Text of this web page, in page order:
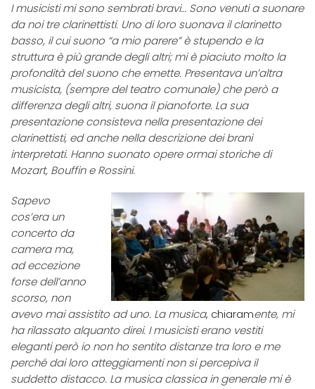
I musicisti mi sono sembrati bravi… Sono venuti a suonare
da noi tre clarinettisti. Uno di loro suonava il clarinetto
basso, il cui suono “a mio parere” è stupendo e la
struttura è più grande degli altri; mi è piaciuto molto la
profondità del suono che emette. Presentava un’altra
musicista, (sempre del teatro comunale) che però a
differenza degli altri, suona il pianoforte. La sua
presentazione consisteva nella presentazione dei
clarinettisti, ed anche nella descrizione dei brani
interpretati. Hanno suonato opere ormai storiche di
Mozart, Bouffin e Rossini.
Sapevo
cos’era un
concerto da
camera ma,
ad eccezione
forse dell’anno
scorso, non
avevo mai assistito ad uno. La musica, chiaramente, mi
ha rilassato alquanto direi. I musicisti erano vestiti
eleganti però io non ho sentito distanze tra loro e me
perché dai loro atteggiamenti non si percepiva il
suddetto distacco. La musica classica in generale mi è